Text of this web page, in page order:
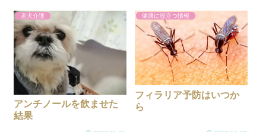
老犬介護
アンチノールを飲ませた
結果
健康に役立つ情報
フィラリア予防はいつか
ら